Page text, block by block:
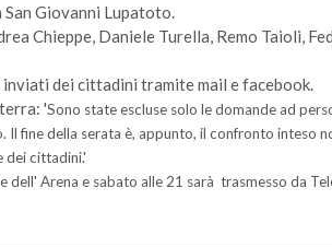
Giovanni Lupatoto.
Chieppe, Daniele Turella, Remo Taioli,
dei cittadini tramite mail e facebook.
'Sono state escluse solo le domande ad
Il fine della serata è, appunto, il confronto inteso
dei cittadini.'
dell' Arena e sabato alle 21 sarà trasmesso da